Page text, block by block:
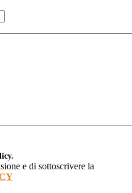
e di sottoscrivere la